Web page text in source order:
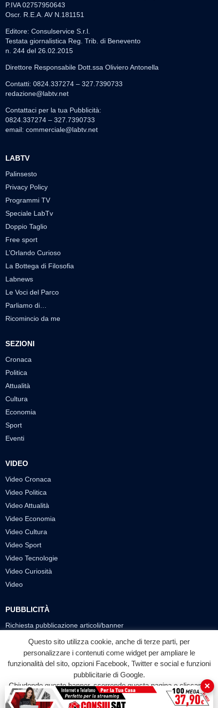
P.IVA 02757950643
Oscr. R.E.A. AV N.181151
Editore: Consulservice S.r.l.
Testata giornalistica Reg. Trib. di Benevento
n. 244 del 26.02.2015
Direttore Responsabile Dott.ssa Oliviero Antonella
Contatti: 0824.337274 – 327.7390733
redazione@labtv.net
Contattaci per la tua Pubblicità:
0824.337274 – 327.7390733
email: commerciale@labtv.net
LABTV
Palinsesto
Privacy Policy
Programmi TV
Speciale LabTv
Doppio Taglio
Free sport
L’Orlando Curioso
La Bottega di Filosofia
Labnews
Le Voci del Parco
Parliamo di…
Ricomincio da me
SEZIONI
Cronaca
Politica
Attualità
Cultura
Economia
Sport
Eventi
VIDEO
Video Cronaca
Video Politica
Video Attualità
Video Economia
Video Cultura
Video Sport
Video Tecnologie
Video Curiosità
Video
PUBBLICITÀ
Richiesta pubblicazione articoli/banner
SEGUICI SUI SOCIAL
f
Facebook
◎ ▶
YouTube
Questo sito utilizza cookie, anche di terze parti, per
personalizzare i contenuti come widget per ampliare le
funzionalità del sito, opzioni Facebook, Twitter e social e funzioni
pubblicitarie di Google.
Chiudendo questo banner, scorrendo questa pagina o cliccando
su qualunque suo elemento acconsenti all'uso dei cookie.
×